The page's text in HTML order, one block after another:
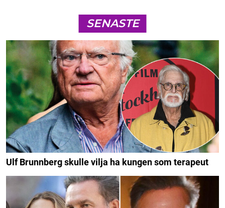
SENASTE
Ulf Brunnberg skulle vilja ha kungen som terapeut